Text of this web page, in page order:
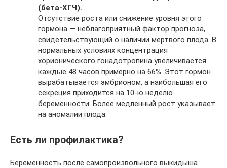
(бета-ХГЧ).
Отсутствие роста или снижение уровня этого
гормона — неблагоприятный фактор прогноза,
свидетельствующий о наличии мертвого плода. В
нормальных условиях концентрация
хорионического гонадотропина увеличивается
каждые 48 часов примерно на 66%. Этот гормон
вырабатывается эмбрионом, а наибольшая его
секреция приходится на 10-ю неделю
беременности. Более медленный рост указывает
на аномалии плода.
Есть ли профилактика?
Беременность после самопроизвольного выкидыша